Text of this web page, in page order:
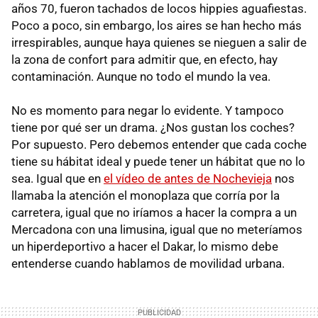
años 70, fueron tachados de locos hippies aguafiestas.
Poco a poco, sin embargo, los aires se han hecho más
irrespirables, aunque haya quienes se nieguen a salir de
la zona de confort para admitir que, en efecto, hay
contaminación. Aunque no todo el mundo la vea.
No es momento para negar lo evidente. Y tampoco
tiene por qué ser un drama. ¿Nos gustan los coches?
Por supuesto. Pero debemos entender que cada coche
tiene su hábitat ideal y puede tener un hábitat que no lo
sea. Igual que en el vídeo de antes de Nochevieja nos
llamaba la atención el monoplaza que corría por la
carretera, igual que no iríamos a hacer la compra a un
Mercadona con una limusina, igual que no meteríamos
un hiperdeportivo a hacer el Dakar, lo mismo debe
entenderse cuando hablamos de movilidad urbana.